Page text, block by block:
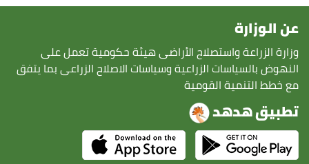
عن الوزارة
وزارة الزراعة واستصلاح الأراضى هيئة حكومية تعمل على
النهوض بالسياسات الزراعية وسياسات الاصلاح الزراعى بما يتفق
مع خطط التنمية القومية
تطبيق هدهد